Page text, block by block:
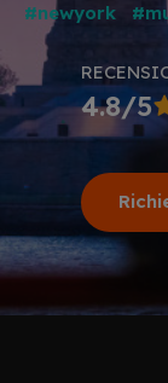
#newyork
4.8/5